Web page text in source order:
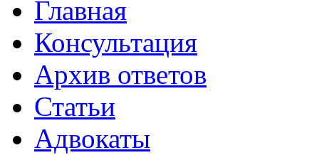
Главная
Консультация
Архив ответов
Статьи
Адвокаты